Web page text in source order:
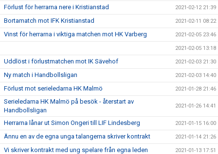
Förlust för herrarna nere i Kristianstad 2021-02-12 21:39
Bortamatch mot IFK Kristianstad 2021-02-11 08:22
Vinst för herrarna i viktiga matchen mot HK Varberg 2021-02-05 23:46
2021-02-05 13:18
Uddlöst i förlustmatchen mot IK Sävehof 2021-02-03 21:30
Ny match i Handbollsligan 2021-02-03 14:40
Förlust mot serieledarna HK Malmö 2021-01-28 21:46
Serieledarna HK Malmö på besök - återstart av
Handbollsligan
2021-01-26 14:41
Herrarna lånar ut Simon Ongeri till LIF Lindesberg 2021-01-15 16:00
Ännu en av de egna unga talangerna skriver kontrakt 2021-01-14 21:26
Vi skriver kontrakt med ung spelare från egna leden 2021-01-13 17:51